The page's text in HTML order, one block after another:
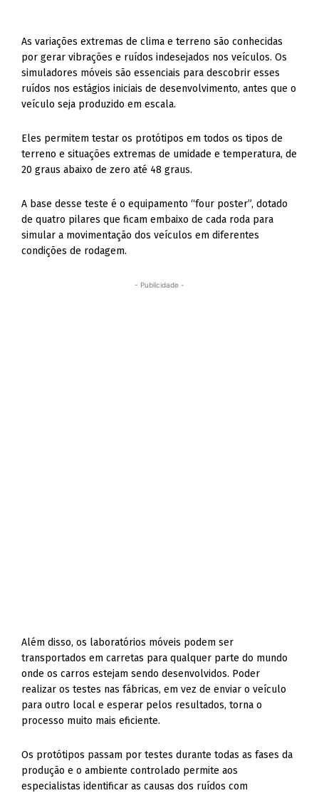
As variações extremas de clima e terreno são conhecidas
por gerar vibrações e ruídos indesejados nos veículos. Os
simuladores móveis são essenciais para descobrir esses
ruídos nos estágios iniciais de desenvolvimento, antes que o
veículo seja produzido em escala.
Eles permitem testar os protótipos em todos os tipos de
terreno e situações extremas de umidade e temperatura, de
20 graus abaixo de zero até 48 graus.
A base desse teste é o equipamento “four poster”, dotado
de quatro pilares que ficam embaixo de cada roda para
simular a movimentação dos veículos em diferentes
condições de rodagem.
- Publicidade -
Além disso, os laboratórios móveis podem ser
transportados em carretas para qualquer parte do mundo
onde os carros estejam sendo desenvolvidos. Poder
realizar os testes nas fábricas, em vez de enviar o veículo
para outro local e esperar pelos resultados, torna o
processo muito mais eficiente.
Os protótipos passam por testes durante todas as fases da
produção e o ambiente controlado permite aos
especialistas identificar as causas dos ruídos com